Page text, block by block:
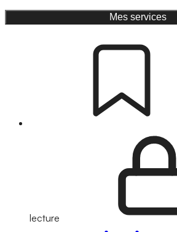
Mes services
lecture